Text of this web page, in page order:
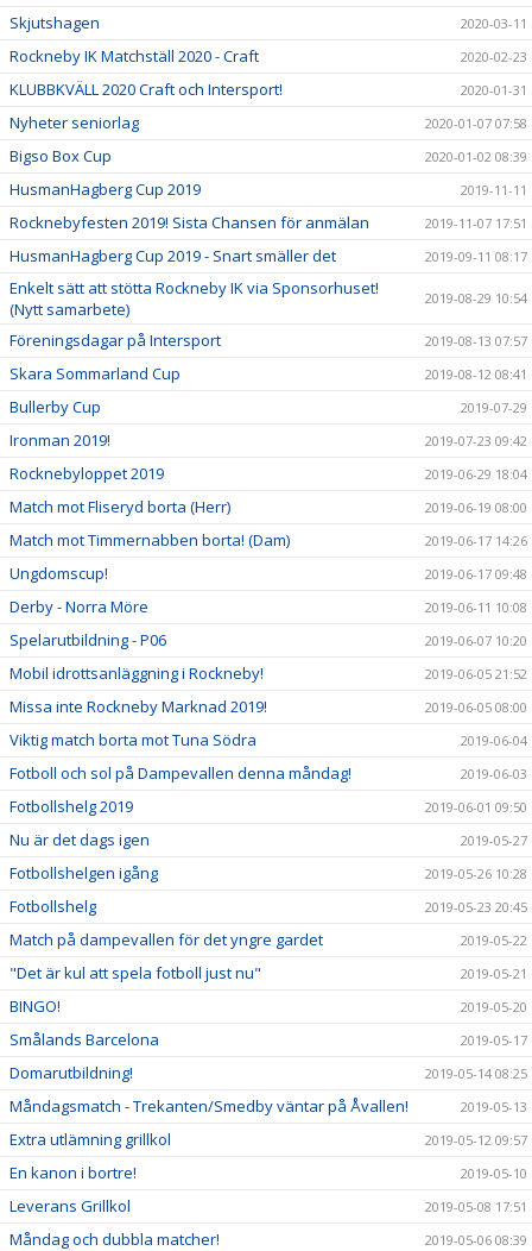
Skjutshagen 2020-03-11
Rockneby IK Matchställ 2020 - Craft 2020-02-23
KLUBBKVÄLL 2020 Craft och Intersport! 2020-01-31
Nyheter seniorlag 2020-01-07 07:58
Bigso Box Cup 2020-01-02 08:39
HusmanHagberg Cup 2019 2019-11-11
Rocknebyfesten 2019! Sista Chansen för anmälan 2019-11-07 17:51
HusmanHagberg Cup 2019 - Snart smäller det 2019-09-11 08:17
Enkelt sätt att stötta Rockneby IK via Sponsorhuset!
(Nytt samarbete)
2019-08-29 10:54
Föreningsdagar på Intersport 2019-08-13 07:57
Skara Sommarland Cup 2019-08-12 08:41
Bullerby Cup 2019-07-29
Ironman 2019! 2019-07-23 09:42
Rocknebyloppet 2019 2019-06-29 18:04
Match mot Fliseryd borta (Herr) 2019-06-19 08:00
Match mot Timmernabben borta! (Dam) 2019-06-17 14:26
Ungdomscup! 2019-06-17 09:48
Derby - Norra Möre 2019-06-11 10:08
Spelarutbildning - P06 2019-06-07 10:20
Mobil idrottsanläggning i Rockneby! 2019-06-05 21:52
Missa inte Rockneby Marknad 2019! 2019-06-05 08:00
Viktig match borta mot Tuna Södra 2019-06-04
Fotboll och sol på Dampevallen denna måndag! 2019-06-03
Fotbollshelg 2019 2019-06-01 09:50
Nu är det dags igen 2019-05-27
Fotbollshelgen igång 2019-05-26 10:28
Fotbollshelg 2019-05-23 20:45
Match på dampevallen för det yngre gardet 2019-05-22
"Det är kul att spela fotboll just nu" 2019-05-21
BINGO! 2019-05-20
Smålands Barcelona 2019-05-17
Domarutbildning! 2019-05-14 08:25
Måndagsmatch - Trekanten/Smedby väntar på Åvallen! 2019-05-13
Extra utlämning grillkol 2019-05-12 09:57
En kanon i bortre! 2019-05-10
Leverans Grillkol 2019-05-08 17:51
Måndag och dubbla matcher! 2019-05-06 08:39